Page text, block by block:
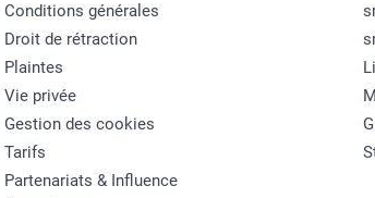
Conditions générales
Droit de rétraction
Plaintes
Vie privée
Gestion des cookies
Tarifs
Partenariats & Influence